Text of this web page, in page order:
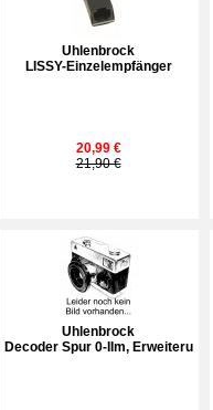
Uhlenbrock
LISSY-Einzelempfänger
20,99 €
21,90 €
Uhlenbrock
Decoder Spur 0-IIm, Erweiteru